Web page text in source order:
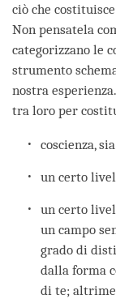
ciò che
Non pensatela
categorizzano le
strumento
nostra
tra loro per
coscienza,
un certo
un certo
un campo
grado di
dalla forma
di te;